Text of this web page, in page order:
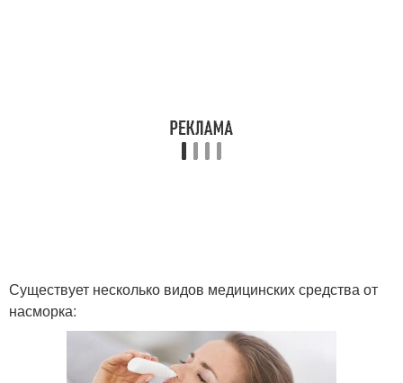
Существует несколько видов медицинских средства от
насморка: